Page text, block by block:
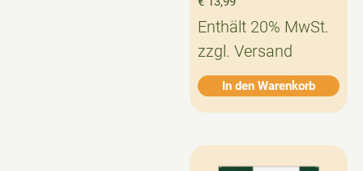
Enthält 20% MwSt.
zzgl. Versand
In den Warenkorb